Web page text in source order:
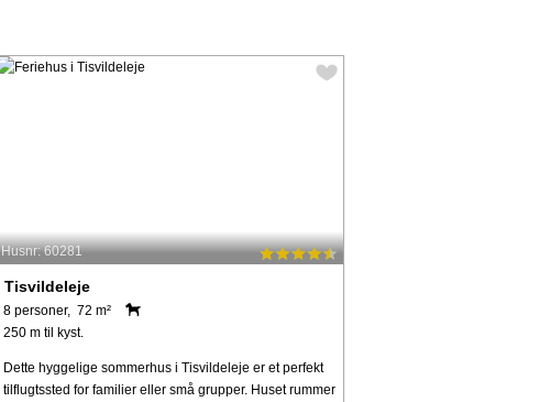
Husnr: 60281
Tisvildeleje
8 personer, 72 m²
250 m til kyst.
Dette hyggelige sommerhus i Tisvildeleje er et perfekt
tilflugtssted for familier eller små grupper. Huset rummer